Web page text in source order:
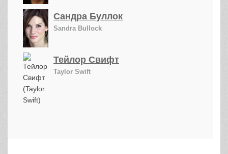
Сандра Буллок
Sandra Bullock
Тейлор Свифт
Taylor Swift